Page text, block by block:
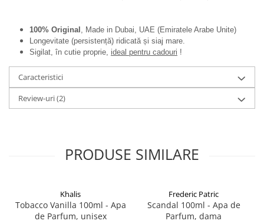
100% Original , Made in Dubai, UAE (Emiratele Arabe Unite)
Longevitate (persistență) ridicată și siaj mare.
Sigilat, în cutie proprie, ideal pentru cadouri !
Caracteristici
Review-uri(2)
PRODUSE SIMILARE
Khalis
Tobacco Vanilla 100ml - Apa
de Parfum, unisex
Frederic Patric
Scandal 100ml - Apa de
Parfum, dama